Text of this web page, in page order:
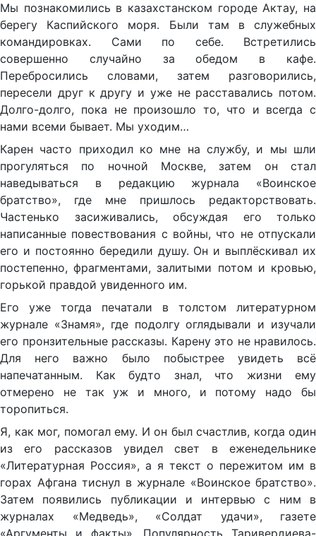
Мы познакомились в казахстанском городе Актау, на
берегу Каспийского моря. Были там в служебных
командировках. Сами по себе. Встретились
совершенно случайно за обедом в кафе.
Перебросились словами, затем разговорились,
пересели друг к другу и уже не расставались потом.
Долго-долго, пока не произошло то, что и всегда с
нами всеми бывает. Мы уходим…
Карен часто приходил ко мне на службу, и мы шли
прогуляться по ночной Москве, затем он стал
наведываться в редакцию журнала «Воинское
братство», где мне пришлось редакторствовать.
Частенько засиживались, обсуждая его только
написанные повествования с войны, что не отпускали
его и постоянно бередили душу. Он и выплёскивал их
постепенно, фрагментами, залитыми потом и кровью,
горькой правдой увиденного им.
Его уже тогда печатали в толстом литературном
журнале «Знамя», где подолгу оглядывали и изучали
его пронзительные рассказы. Карену это не нравилось.
Для него важно было побыстрее увидеть всё
напечатанным. Как будто знал, что жизни ему
отмерено не так уж и много, и потому надо бы
торопиться.
Я, как мог, помогал ему. И он был счастлив, когда один
из его рассказов увидел свет в еженедельнике
«Литературная Россия», а я текст о пережитом им в
горах Афгана тиснул в журнале «Воинское братство».
Затем появились публикации и интервью с ним в
журналах «Медведь», «Солдат удачи», газете